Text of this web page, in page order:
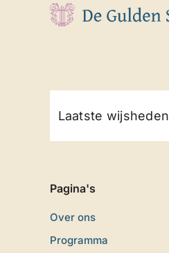
Laatste wijsheden
Pagina's
Over ons
Programma